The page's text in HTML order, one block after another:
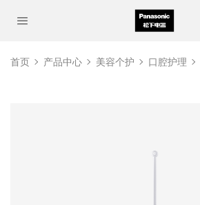
首页 产品中心 美容个护 口腔护理